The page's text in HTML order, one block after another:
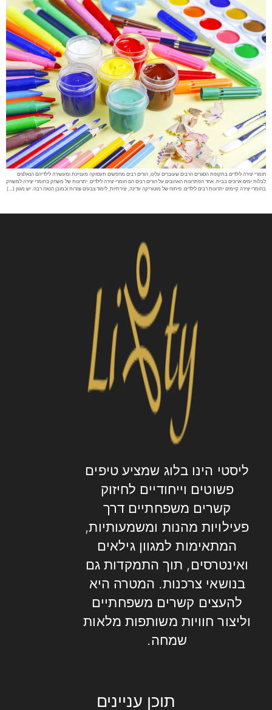
חומרי יצירה לילדים בתקופת הסגרים הרבים שעוברים עלינו, הורים רבים מחפשים תעסוקה מעניינת ומעשירה לילדיהם הנאלצים
לבלות ימים ארוכים בבית. אחד הפתרונות האהובים על הורים רבים הם חומרי יצירה לילדים. יתרונות של משחק בחומרי יצירה למשחק
בחומרי יצירה קיימים יתרונות רבים לילדים. פיתוח של מוטוריקה עדינה, יצירתיות, לימוד צבעים וצורות וכמובן הנאה רבה. יש מגוון […]
ליסטי הינו בלוג שמציע טיפים
פשוטים וייחודיים לחיזוק
קשרים משפחתיים דרך
פעילויות מהנות ומשמעותיות,
המתאימות למגוון גילאים
ואינטרסים, תוך התמקדות גם
בנושאי צרכנות. המטרה היא
להעצים קשרים משפחתיים
וליצור חוויות משותפות מלאות
שמחה.
תוכן עניינים